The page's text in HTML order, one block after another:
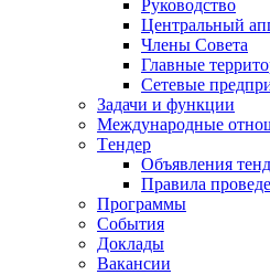
Руководство
Центральный
Члены Совета
Главные
Сетевые
Задачи и функции
Международные
Tендер
Объявления
Правила
Программы
Cобытия
Доклады
Вакансии